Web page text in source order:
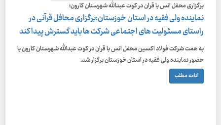
برگزاری محفل انس با قران در کوت عبدالله شهرستان کارون؛
نماینده ولی فقیه در استان خوزستان:برگزاری محافل قرآنی در
راستای مسئولیت های اجتماعی شرکت ها باید گسترش پیدا کند
به همت شرکت فولاد اکسین محفل انس با قران در کوت عبدالله شهرستان کارون با
حضور نماینده ولی فقیه در استان خوزستان برگزار شد.
ادامه مطلب